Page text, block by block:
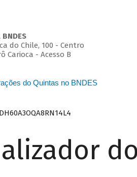
do Chile, 100 - Centro
Carioca - Acesso B
do Quintas no BNDES